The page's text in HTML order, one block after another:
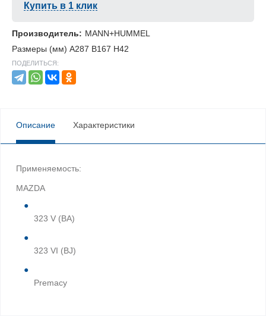
Купить в 1 клик
Производитель: MANN+HUMMEL
Размеры (мм) A287 B167 H42
ПОДЕЛИТЬСЯ:
Описание Характеристики
Применяемость:
MAZDA
323 V (BA)
323 VI (BJ)
Premacy